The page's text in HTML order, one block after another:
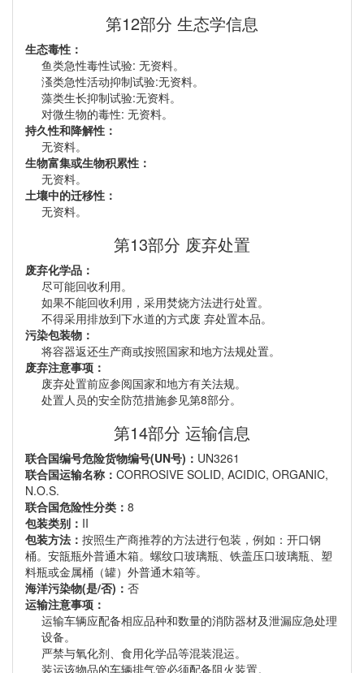
第12部分 生态学信息
生态毒性：
鱼类急性毒性试验: 无资料。
溞类急性活动抑制试验:无资料。
藻类生长抑制试验:无资料。
对微生物的毒性: 无资料。
持久性和降解性：
无资料。
生物富集或生物积累性：
无资料。
土壤中的迁移性：
无资料。
第13部分 废弃处置
废弃化学品：
尽可能回收利用。
如果不能回收利用，采用焚烧方法进行处置。
不得采用排放到下水道的方式废 弃处置本品。
污染包装物：
将容器返还生产商或按照国家和地方法规处置。
废弃注意事项：
废弃处置前应参阅国家和地方有关法规。
处置人员的安全防范措施参见第8部分。
第14部分 运输信息
联合国编号危险货物编号(UN号)： UN3261
联合国运输名称： CORROSIVE SOLID, ACIDIC, ORGANIC,
N.O.S.
联合国危险性分类： 8
包装类别： II
包装方法： 按照生产商推荐的方法进行包装，例如：开口钢
桶。安瓿瓶外普通木箱。螺纹口玻璃瓶、铁盖压口玻璃瓶、塑
料瓶或金属桶（罐）外普通木箱等。
海洋污染物(是/否)： 否
运输注意事项：
运输车辆应配备相应品种和数量的消防器材及泄漏应急处理
设备。
严禁与氧化剂、食用化学品等混装混运。
装运该物品的车辆排气管必须配备阻火装置。